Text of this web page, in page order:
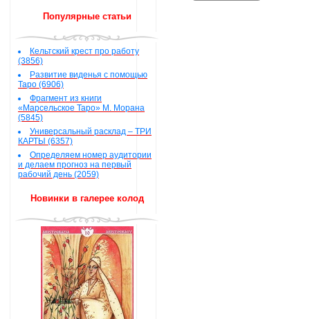
Популярные статьи
Кельтский крест про работу
(3856)
Развитие виденья с помощью
Таро (6906)
Фрагмент из книги
«Марсельское Таро» М. Морана
(5845)
Универсальный расклад – ТРИ
КАРТЫ (6357)
Определяем номер аудитории
и делаем прогноз на первый
рабочий день (2059)
Новинки в галерее колод